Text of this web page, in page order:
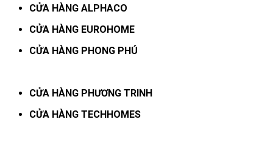
CỬA HÀNG ALPHACO
CỬA HÀNG EUROHOME
CỬA HÀNG PHONG PHÚ
CỬA HÀNG PHƯƠNG TRINH
CỬA HÀNG TECHHOMES